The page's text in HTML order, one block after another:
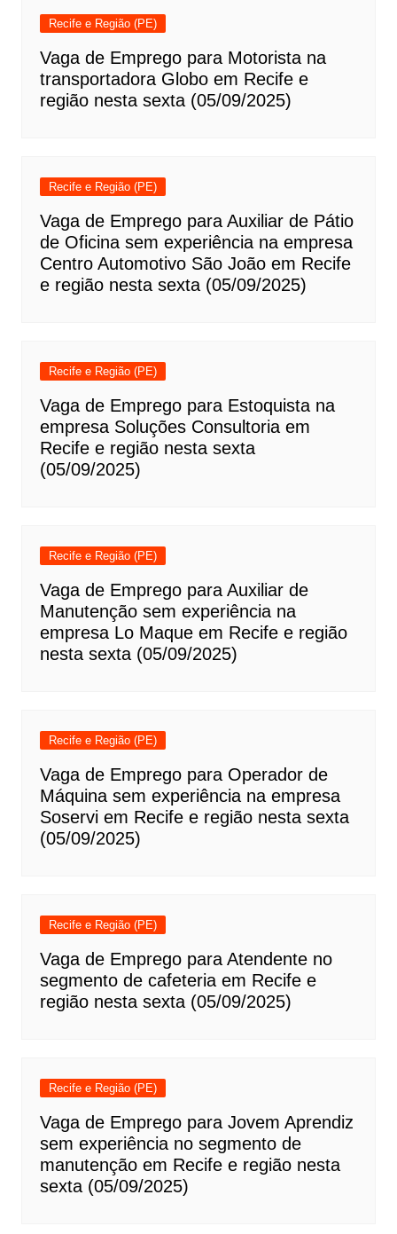
Recife e Região (PE)
Vaga de Emprego para Motorista na
transportadora Globo em Recife e
região nesta sexta (05/09/2025)
Recife e Região (PE)
Vaga de Emprego para Auxiliar de Pátio
de Oficina sem experiência na empresa
Centro Automotivo São João em Recife
e região nesta sexta (05/09/2025)
Recife e Região (PE)
Vaga de Emprego para Estoquista na
empresa Soluções Consultoria em
Recife e região nesta sexta
(05/09/2025)
Recife e Região (PE)
Vaga de Emprego para Auxiliar de
Manutenção sem experiência na
empresa Lo Maque em Recife e região
nesta sexta (05/09/2025)
Recife e Região (PE)
Vaga de Emprego para Operador de
Máquina sem experiência na empresa
Soservi em Recife e região nesta sexta
(05/09/2025)
Recife e Região (PE)
Vaga de Emprego para Atendente no
segmento de cafeteria em Recife e
região nesta sexta (05/09/2025)
Recife e Região (PE)
Vaga de Emprego para Jovem Aprendiz
sem experiência no segmento de
manutenção em Recife e região nesta
sexta (05/09/2025)